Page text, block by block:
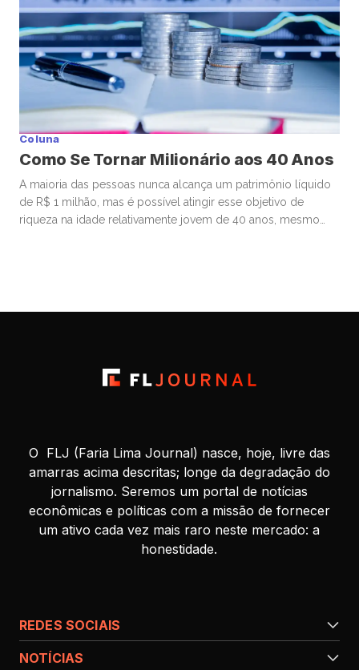
Coluna
Como Se Tornar Milionário aos 40 Anos
A maioria das pessoas nunca alcança um patrimônio líquido
de R$ 1 milhão, mas é possível atingir esse objetivo de
riqueza na idade relativamente jovem de 40 anos, mesmo
O FLJ (Faria Lima Journal) nasce, hoje, livre das
amarras acima descritas; longe da degradação do
jornalismo. Seremos um portal de notícias
econômicas e políticas com a missão de fornecer
um ativo cada vez mais raro neste mercado: a
honestidade.
REDES SOCIAIS
NOTÍCIAS